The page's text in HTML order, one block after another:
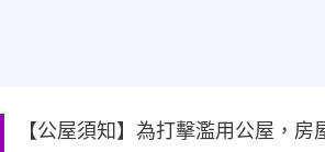
【公屋須知】為打擊濫用公屋，